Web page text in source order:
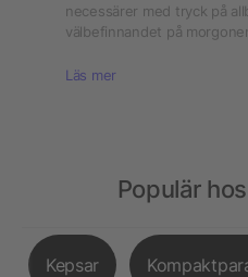
necessärer med tryck på
välbefinnandet på
Läs mer
Populär
Kepsar